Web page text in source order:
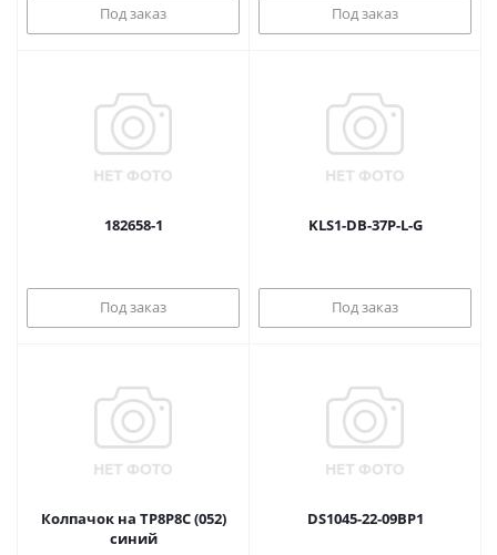
Под заказ Под заказ
182658-1
Под заказ
KLS1-DB-37P-L-G
Под заказ
Колпачок на TP8P8C (052)
синий
DS1045-22-09BP1